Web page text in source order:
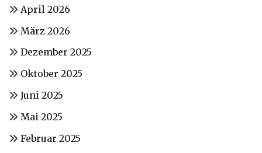
April 2026
März 2026
Dezember 2025
Oktober 2025
Juni 2025
Mai 2025
Februar 2025